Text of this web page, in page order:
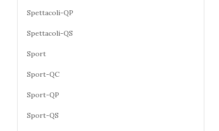
Spettacoli-QP
Spettacoli-QS
Sport
Sport-QC
Sport-QP
Sport-QS